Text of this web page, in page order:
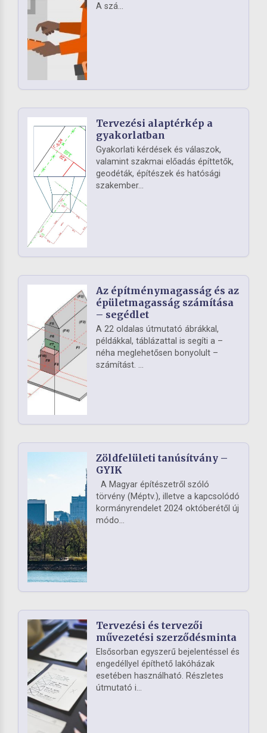
A szá...
Tervezési alaptérkép a
gyakorlatban
Gyakorlati kérdések és válaszok,
valamint szakmai előadás építtetők,
geodéták, építészek és hatósági
szakember...
Az építménymagasság és az
épületmagasság számítása
– segédlet
A 22 oldalas útmutató ábrákkal,
példákkal, táblázattal is segíti a –
néha meglehetősen bonyolult –
számítást. ...
Zöldfelületi tanúsítvány –
GYIK
A Magyar építészetről szóló
törvény (Méptv.), illetve a kapcsolódó
kormányrendelet 2024 októberétől új
módo...
Tervezési és tervezői
művezetési szerződésminta
Elsősorban egyszerű bejelentéssel és
engedéllyel építhető lakóházak
esetében használható. Részletes
útmutató i...